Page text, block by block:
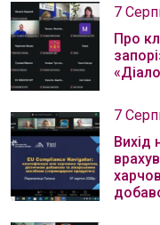
7
Про
7
Вихід